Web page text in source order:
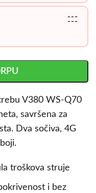
---
---
V380 WS-Q70
savršena za
Dva sočiva, 4G
troškova struje
i bez